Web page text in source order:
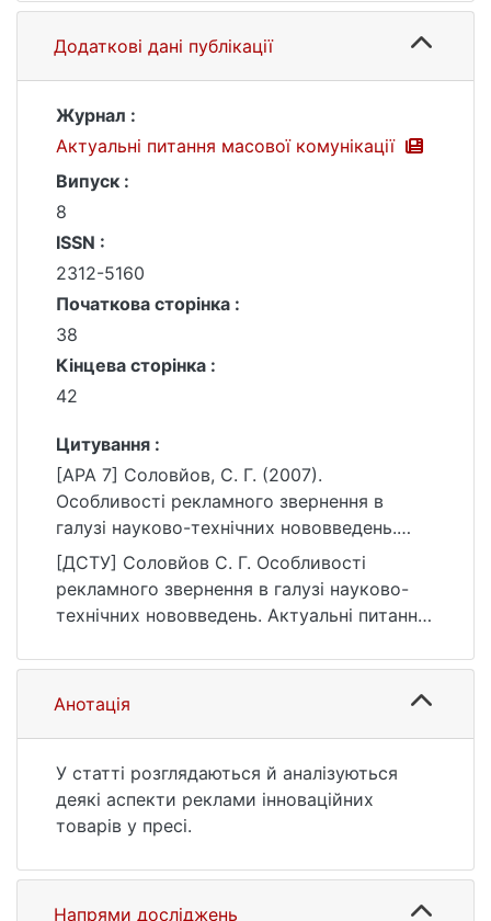
Додаткові дані публікації
Журнал :
Актуальні питання масової комунікації
Випуск :
8
ISSN :
2312-5160
Початкова сторінка :
38
Кінцева сторінка :
42
Цитування :
[APA 7] Соловйов, С. Г. (2007).
Особливості рекламного звернення в
галузі науково-технічних нововведень.
Актуальні питання масової комунікації, (8),
38–42.
https://ir.library.knu.ua/handle/15071834/9186
[ДСТУ] Соловйов С. Г. Особливості
рекламного звернення в галузі науково-
технічних нововведень. Актуальні питання
URL:
https://ir.library.knu.ua/handle/15071834/9186
(дата звернення: 26.07.2026).
Анотація
У статті розглядаються й аналізуються
деякі аспекти реклами інноваційних
товарів у пресі.
Напрями досліджень